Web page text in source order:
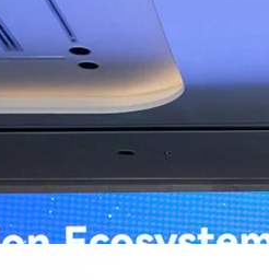
Summit” ภายใต้งาน Huawei
สุข ผู้บริหารโรงพยาบาลชั้นนำ และ
บสาธารณสุขไทยด้วยนวัตกรรมและ
บ Healthcare Ecosystem ของ
าและสาธารณสุขต่างประเทศ บริษัท หัว
นุนการเปลี่ยนผ่านสู่ยุคดิจิทัลของระบบ
การให้บริการทางการแพทย์ให้เข้าถึง
for All” “วันนี้ปัญญาประดิษฐ์กำลังเข้า
บการณ์ตรงจากการพัฒนาแพลตฟอร์ม